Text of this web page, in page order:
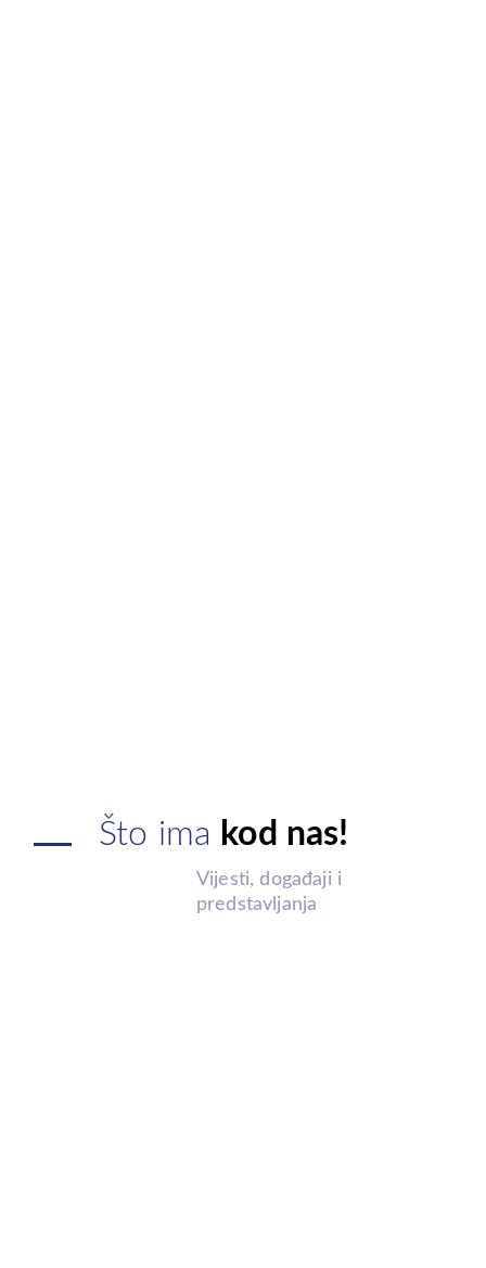
Što ima kod nas!
Vijesti, događaji i
predstavljanja